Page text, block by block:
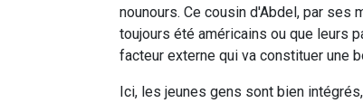
nounours. Ce cousin d'Abdel, par
toujours été américains ou que leurs
facteur externe qui va constituer une
Ici, les jeunes gens sont bien